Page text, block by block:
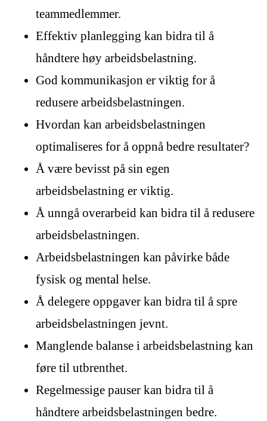
teammedlemmer.
Effektiv planlegging kan bidra til å
håndtere høy arbeidsbelastning.
God kommunikasjon er viktig for å
redusere arbeidsbelastningen.
Hvordan kan arbeidsbelastningen
optimaliseres for å oppnå bedre resultater?
Å være bevisst på sin egen
arbeidsbelastning er viktig.
Å unngå overarbeid kan bidra til å redusere
arbeidsbelastningen.
Arbeidsbelastningen kan påvirke både
fysisk og mental helse.
Å delegere oppgaver kan bidra til å spre
arbeidsbelastningen jevnt.
Manglende balanse i arbeidsbelastning kan
føre til utbrenthet.
Regelmessige pauser kan bidra til å
håndtere arbeidsbelastningen bedre.